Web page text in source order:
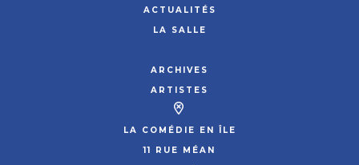
ACTUALITÉS
LA SALLE
ARCHIVES
ARTISTES
LA COMÉDIE EN ÎLE
11 RUE MÉAN